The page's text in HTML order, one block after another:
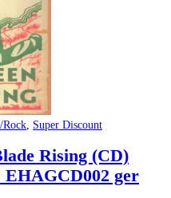
Rock Super Discount
Rising (CD)
EHAGCD002 ger